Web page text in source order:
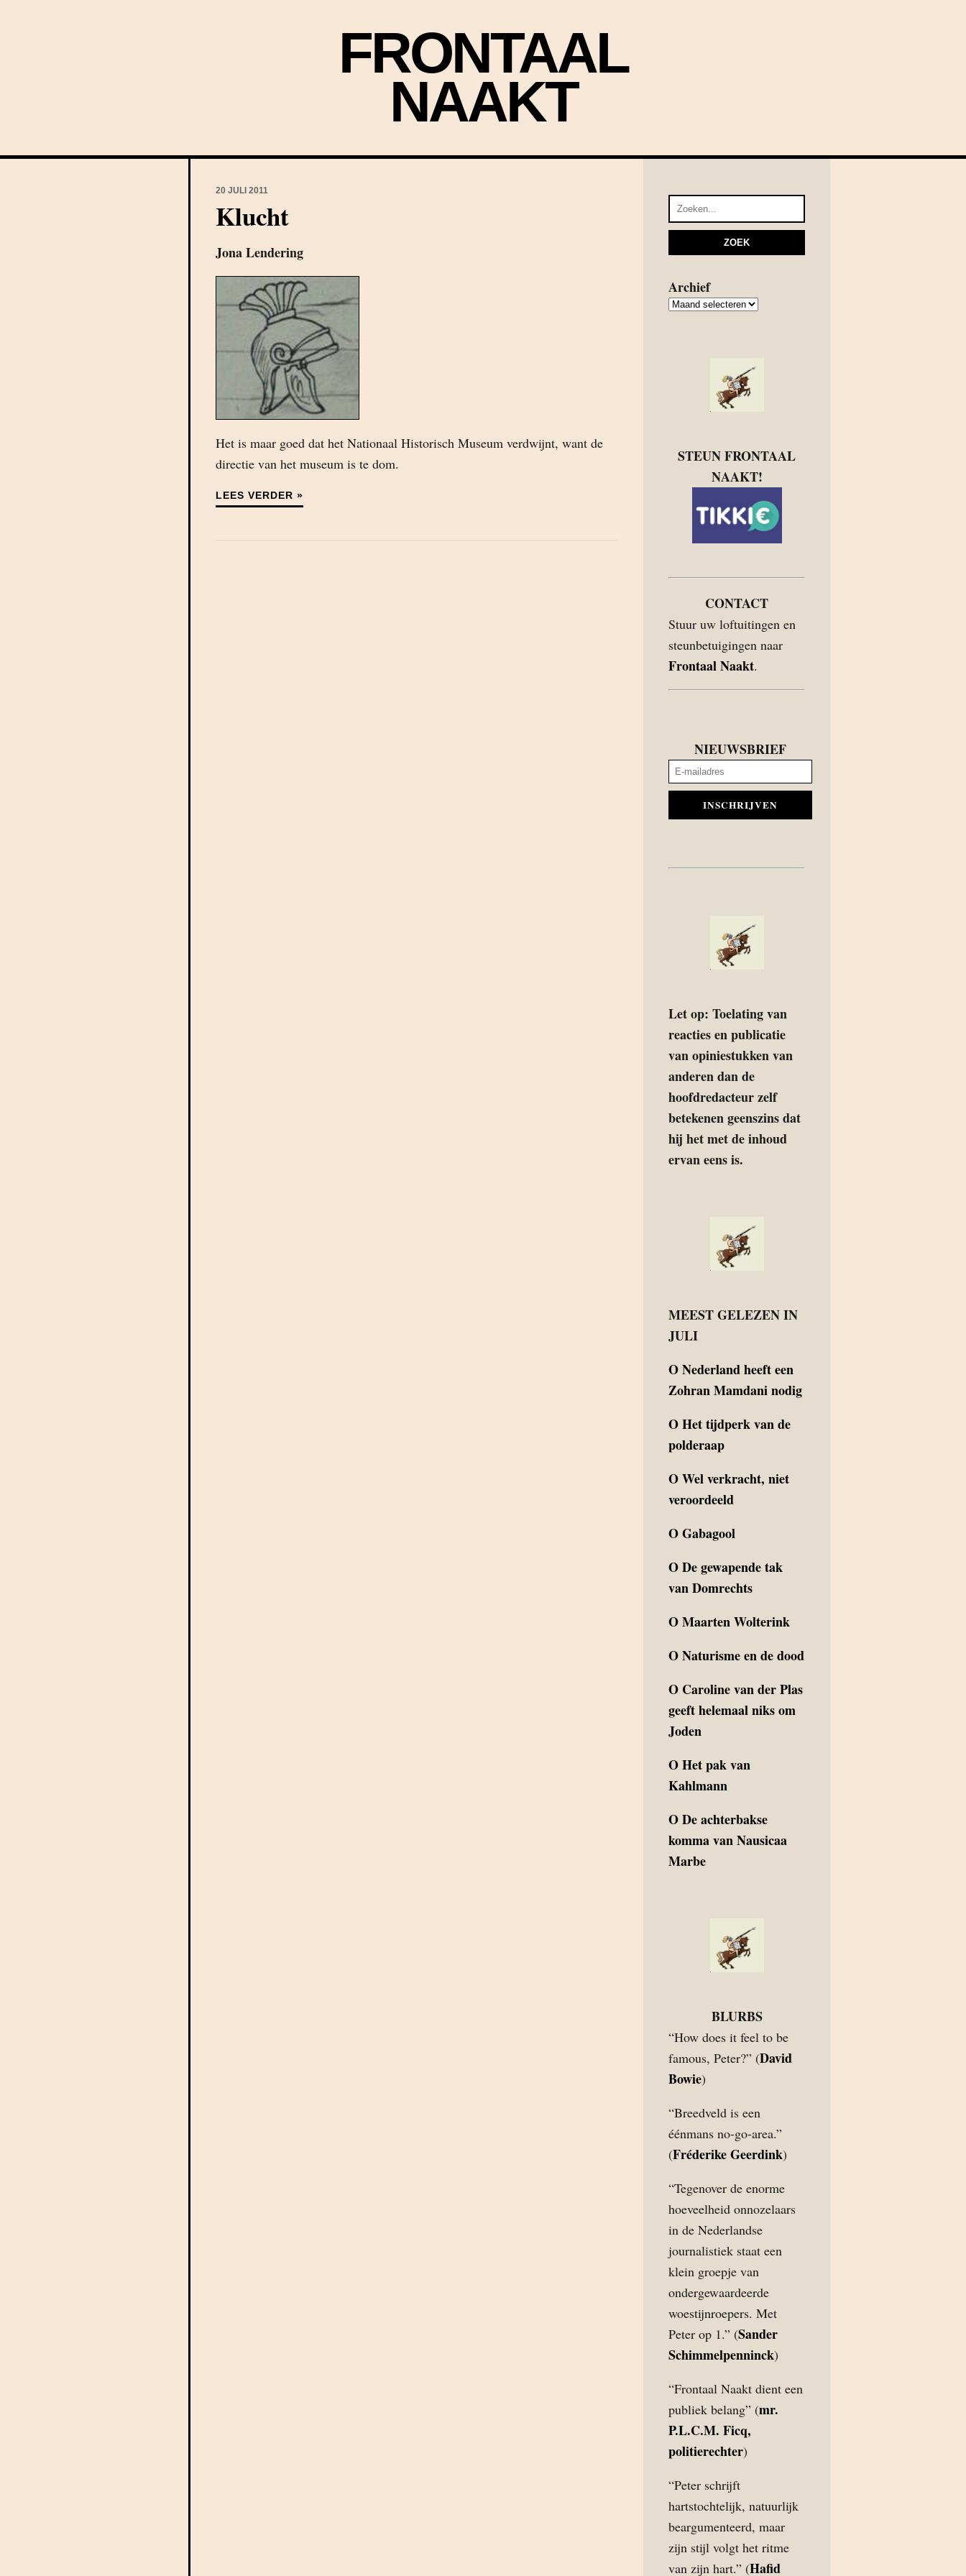
FRONTAAL
NAAKT
20 JULI 2011
Klucht
Jona Lendering
Het is maar goed dat het Nationaal Historisch Museum verdwijnt, want de
directie van het museum is te dom.
LEES VERDER »
Archief
Archief
STEUN FRONTAAL
NAAKT!
CONTACT
Stuur uw loftuitingen en
steunbetuigingen naar
Frontaal Naakt.
NIEUWSBRIEF
INSCHRIJVEN
Let op: Toelating van
reacties en publicatie
van opiniestukken van
anderen dan de
hoofdredacteur zelf
betekenen geenszins dat
hij het met de inhoud
ervan eens is.
MEEST GELEZEN IN
JULI
ONederland heeft een
Zohran Mamdani nodig
OHet tijdperk van de
polderaap
OWel verkracht, niet
veroordeeld
OGabagool
ODe gewapende tak
van Domrechts
OMaarten Wolterink
ONaturisme en de dood
O Caroline van der Plas
geeft helemaal niks om
Joden
OHet pak van
Kahlmann
ODe achterbakse
komma van Nausicaa
Marbe
BLURBS
“How does it feel to be
famous, Peter?” (David
Bowie)
“Breedveld is een
éénmans no-go-area.”
(Fréderike Geerdink)
“Tegenover de enorme
hoeveelheid onnozelaars
in de Nederlandse
journalistiek staat een
klein groepje van
ondergewaardeerde
woestijnroepers. Met
Peter op 1.” (Sander
Schimmelpenninck)
“Frontaal Naakt dient een
publiek belang” (mr.
P.L.C.M. Ficq,
politierechter)
“Peter schrijft
hartstochtelijk, natuurlijk
beargumenteerd, maar
zijn stijl volgt het ritme
van zijn hart.” (Hafid